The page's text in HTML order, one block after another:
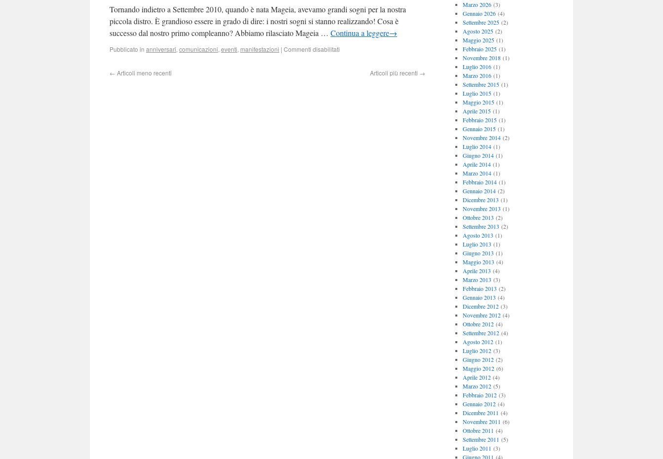
Tornando indietro a Settembre 2010, quando è nata Mageia, avevamo grandi sogni per la nostra
piccola distro. È grandioso essere in grado di dire: i nostri sogni si stanno realizzando! Cosa è
successo dal nostro primo compleanno? Abbiamo rilasciato Mageia … Continua a leggere→
Pubblicato in anniversari, comunicazioni, eventi, manifestazioni | Commenti disabilitati
← Articoli meno recenti Articoli più recenti →
Marzo 2026(3)
Gennaio 2026(4)
Settembre 2025(2)
Agosto 2025(2)
Maggio 2025(1)
Febbraio 2025(1)
Novembre 2018(1)
Luglio 2016(1)
Marzo 2016(1)
Settembre 2015(1)
Luglio 2015(1)
Maggio 2015(1)
Aprile 2015(1)
Febbraio 2015(1)
Gennaio 2015(1)
Novembre 2014(2)
Luglio 2014(1)
Giugno 2014(1)
Aprile 2014(1)
Marzo 2014(1)
Febbraio 2014(1)
Gennaio 2014(2)
Dicembre 2013 (1)
Novembre 2013 (1)
Ottobre 2013 (2)
Settembre 2013 (2)
Agosto 2013 (1)
Luglio 2013 (1)
Giugno 2013 (1)
Maggio 2013 (4)
Aprile 2013 (4)
Marzo 2013 (3)
Febbraio 2013 (2)
Gennaio 2013 (4)
Dicembre 2012(3)
Novembre 2012(4)
Ottobre 2012(4)
Settembre 2012(4)
Agosto 2012(1)
Luglio 2012(3)
Giugno 2012(2)
Maggio 2012(6)
Aprile 2012(4)
Marzo 2012(5)
Febbraio 2012(3)
Gennaio 2012(4)
Dicembre 2011 (4)
Novembre 2011 (6)
Ottobre 2011 (4)
Settembre 2011 (5)
Luglio 2011 (3)
Giugno 2011 (4)